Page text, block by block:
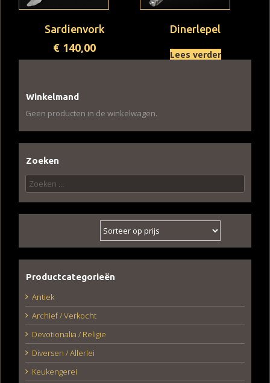
Sardienvork
€ 140,00
Dinerlepel
Lees verder
Winkelmand
Geen producten in de winkelwagen.
Zoeken
Zoeken
naar:
Productcategorieën
Antiek
Archief / Verkocht
Devotionalia / Religie
Diversen / Allerlei
Keukengerei